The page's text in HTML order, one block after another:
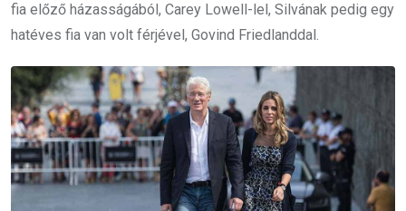
fia előző házasságából, Carey Lowell-lel, Silvának pedig egy
hatéves fia van volt férjével, Govind Friedlanddal.